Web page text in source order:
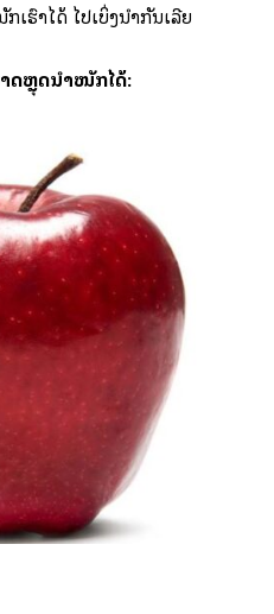
ຮົາໄດ້ ໄປເບິ່ງນຳກັນເລີຍ
ດຫຼຸດນ້ຳໜັກໄດ້: